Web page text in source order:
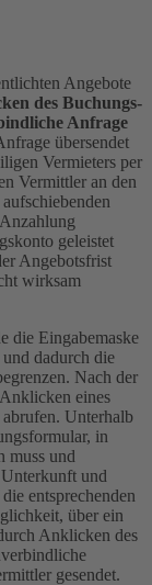
Angebote
des Buchungs-
Anfrage
übersendet
Vermieters per
Vermittler an den
geleistet
Angebotsfrist
wirksam
die Eingabemaske
und dadurch die
Nach der
eines
Unterhalb
in
muss und
und
entsprechenden
über ein
Anklicken des
gesendet.